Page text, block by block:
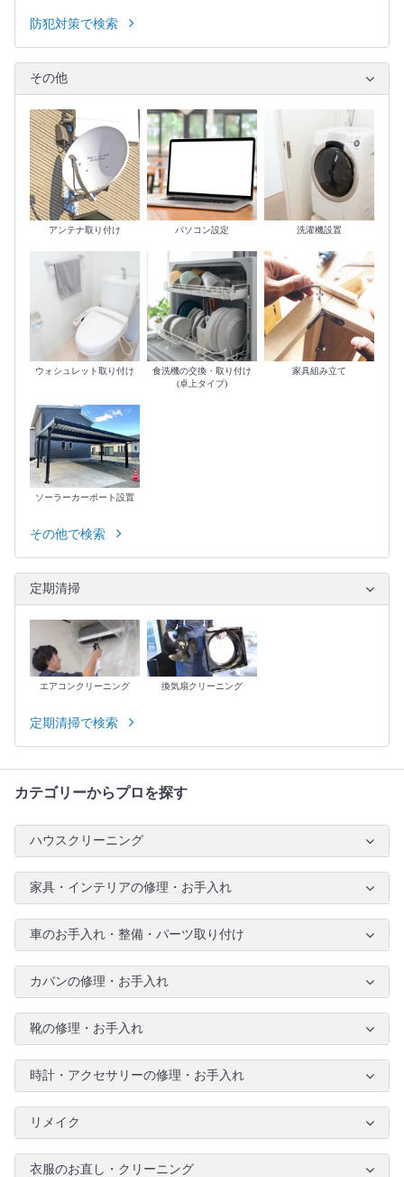
防犯対策で検索
その他
アンテナ取り付け パソコン設定 洗濯機設置
ウォシュレット取り付け
食洗機の交換・取り付け
(卓上タイプ)
家具組み立て
ソーラーカーポート設置
その他で検索
定期清掃
エアコンクリーニング 換気扇クリーニング
定期清掃で検索
カテゴリーからプロを探す
ハウスクリーニング
家具・インテリアの修理・お手入れ
車のお手入れ・整備・パーツ取り付け
カバンの修理・お手入れ
靴の修理・お手入れ
時計・アクセサリーの修理・お手入れ
リメイク
衣服のお直し・クリーニング